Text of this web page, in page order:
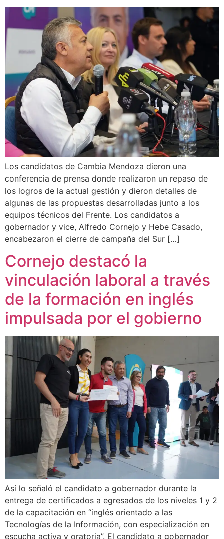
Los candidatos de Cambia Mendoza dieron una
conferencia de prensa donde realizaron un repaso de
los logros de la actual gestión y dieron detalles de
algunas de las propuestas desarrolladas junto a los
equipos técnicos del Frente. Los candidatos a
gobernador y vice, Alfredo Cornejo y Hebe Casado,
encabezaron el cierre de campaña del Sur […]
Cornejo destacó la
vinculación laboral a través
de la formación en inglés
impulsada por el gobierno
Así lo señaló el candidato a gobernador durante la
entrega de certificados a egresados de los niveles 1 y 2
de la capacitación en “inglés orientado a las
Tecnologías de la Información, con especialización en
escucha activa y oratoria”. El candidato a gobernador